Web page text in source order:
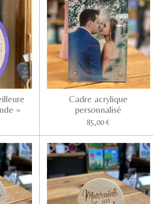
»
Cadre acrylique
personnalisé
85,00 €